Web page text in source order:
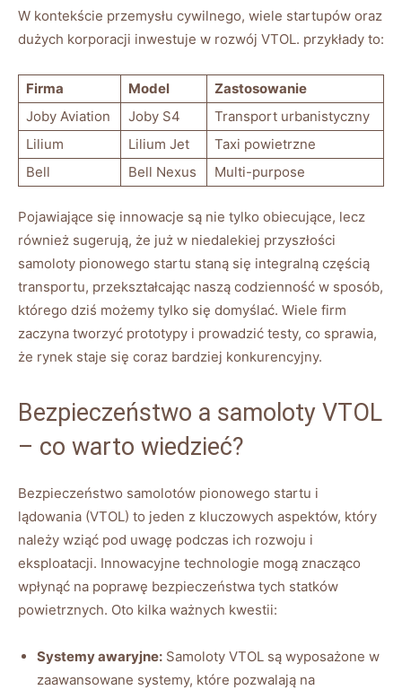
W kontekście przemysłu cywilnego, wiele startupów oraz
⁣dużych korporacji inwestuje w rozwój VTOL. ‌przykłady ⁤to:
Firma Model
Zastosowanie
Joby⁢ Aviation
Joby S4
Transport‌ urbanistyczny
Lilium
Lilium Jet
Taxi ⁣powietrzne
Bell
Bell Nexus Multi-purpose
Pojawiające‌ się innowacje są nie tylko obiecujące, lecz⁤
również sugerują, że już w niedalekiej przyszłości⁣
samoloty pionowego startu⁢ staną ‌się integralną‌ częścią
transportu, przekształcając naszą codzienność w sposób,
którego dziś możemy tylko się⁤ domyślać. Wiele firm
⁢zaczyna tworzyć prototypy‍ i prowadzić testy, co sprawia,
że rynek staje się coraz bardziej konkurencyjny.
Bezpieczeństwo⁢ a⁤ samoloty VTOL
– co​ warto wiedzieć?
Bezpieczeństwo ⁢samolotów⁢ pionowego startu i
lądowania (VTOL) to jeden ⁢z kluczowych aspektów, który
należy wziąć pod uwagę‍ podczas ich rozwoju ​i
eksploatacji. Innowacyjne technologie mogą znacząco
wpłynąć⁢ na ⁤poprawę bezpieczeństwa tych statków
powietrznych. Oto kilka ważnych kwestii:
Systemy awaryjne: Samoloty VTOL⁢ są wyposażone w
zaawansowane systemy, które pozwalają ‌na‌